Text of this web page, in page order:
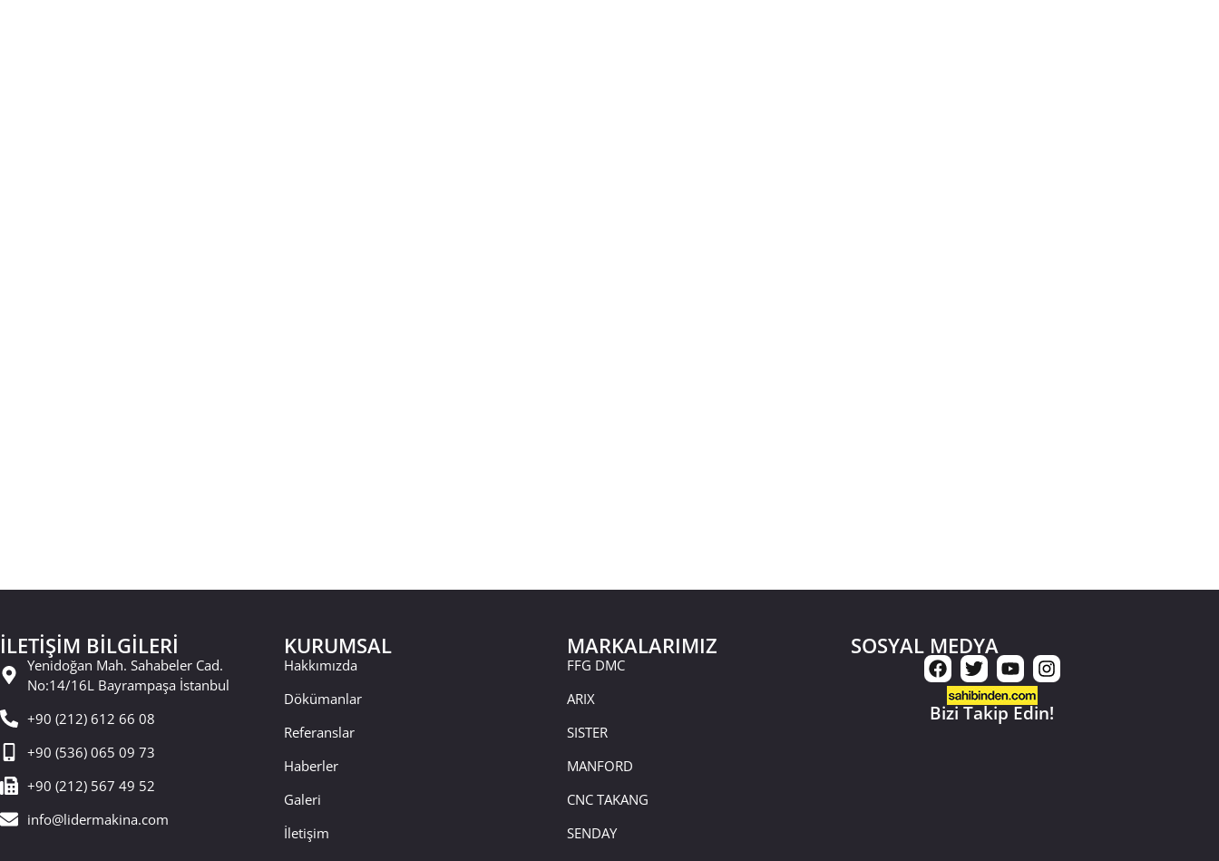
İLETİŞİM BİLGİLERİ
Yenidoğan Mah. Sahabeler Cad.
No:14/16L Bayrampaşa İstanbul
+90 (212) 612 66 08
+90 (536) 065 09 73
+90 (212) 567 49 52
info@lidermakina.com
KURUMSAL
Hakkımızda
Dökümanlar
Referanslar
Haberler
Galeri
İletişim
MARKALARIMIZ
FFG DMC
ARIX
SISTER
MANFORD
CNC TAKANG
SENDAY
SOSYAL MEDYA
Bizi Takip Edin!